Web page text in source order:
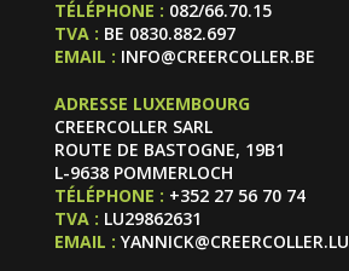
TÉLÉPHONE : 082/66.70.15
TVA : BE 0830.882.697
EMAIL : INFO@CREERCOLLER.BE
ADRESSE LUXEMBOURG
CREERCOLLER SARL
ROUTE DE BASTOGNE, 19B1
L-9638 POMMERLOCH
TÉLÉPHONE : +352 27 56 70 74
TVA : LU29862631
EMAIL : YANNICK@CREERCOLLER.LU